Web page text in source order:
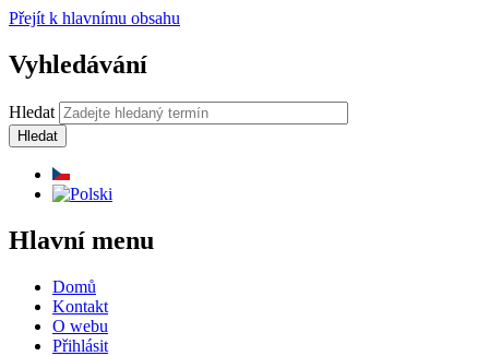
Přejít k hlavnímu obsahu
Vyhledávání
Hledat
Hlavní menu
Domů
Kontakt
O webu
Přihlásit